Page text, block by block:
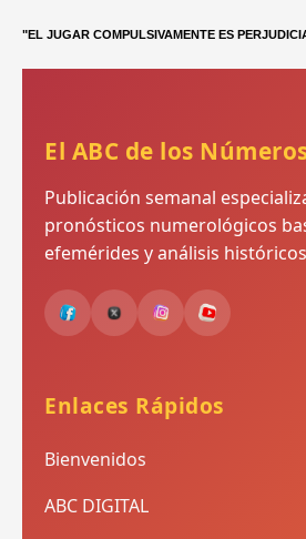
"EL JUGAR COMPULSIVAMENTE ES
El ABC de los
Publicación semanal
pronósticos numerológicos
efemérides y análisis
Enlaces Rápidos
Bienvenidos
ABC DIGITAL